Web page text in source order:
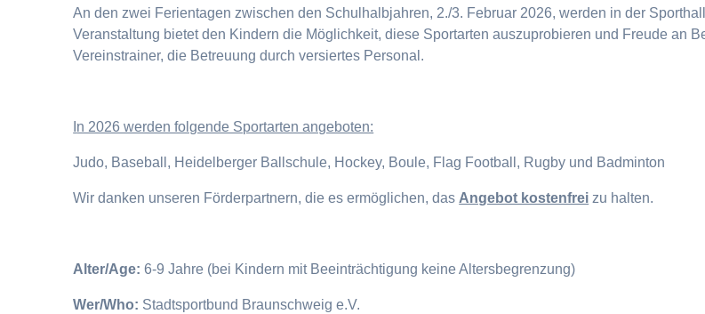
An den zwei Ferientagen zwischen den Schulhalbjahren, 2./3. Februar 2026, werden in der
Veranstaltung bietet den Kindern die Möglichkeit, diese Sportarten auszuprobieren und Freude an
Vereinstrainer, die Betreuung durch versiertes Personal.
n 2026 werden folgende Sportarten angeboten:
Judo, Baseball, Heidelberger Ballschule, Hockey, Boule, Flag Football, Rugby und Badminton
Wir danken unseren Förderpartnern, die es ermöglichen, das Angebot kostenfrei zu halten.
Alter/Age:6-9 Jahre (bei Kindern mit Beeinträchtigung keine Altersbegrenzung)
Wer/Who: Stadtsportbund Braunschweig e.V.